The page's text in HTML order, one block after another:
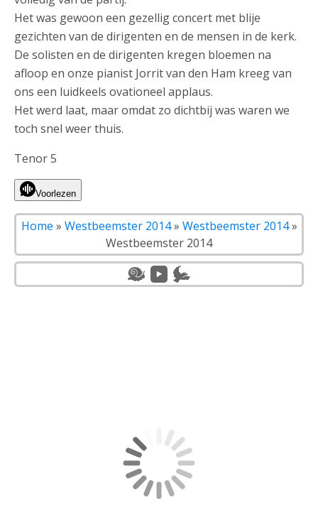
Het was gewoon een gezellig concert met blije
gezichten van de dirigenten en de mensen in de kerk.
De solisten en de dirigenten kregen bloemen na
afloop en onze pianist Jorrit van den Ham kreeg van
ons een luidkeels ovationeel applaus.
Het werd laat, maar omdat zo dichtbij was waren we
toch snel weer thuis.
Tenor 5
Voorlezen
Home » Westbeemster 2014» Westbeemster 2014»
Westbeemster 2014